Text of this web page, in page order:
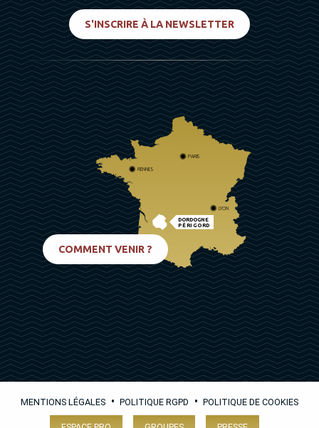
S'INSCRIRE À LA NEWSLETTER
DORDOGNE
PÉRIGORD
PARIS
RENNES
LYON
COMMENT VENIR ?
MENTIONS LÉGALES • POLITIQUE RGPD • POLITIQUE DE COOKIES